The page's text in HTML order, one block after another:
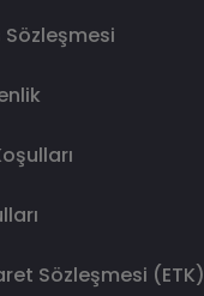
Sözleşmesi
Sözleşmesi (ETK)